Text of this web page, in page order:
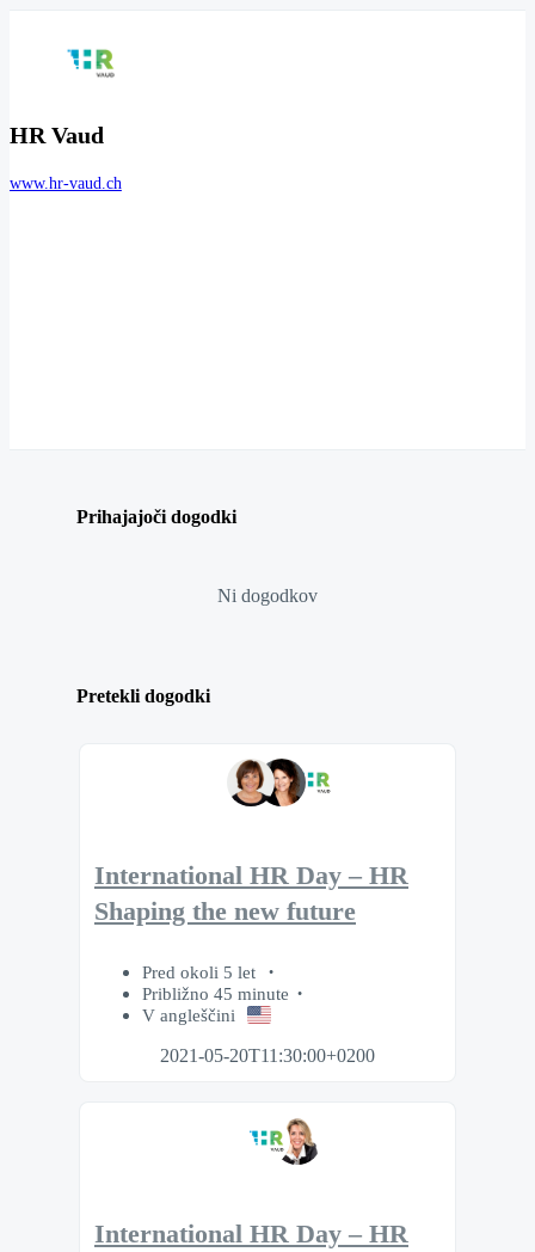
HR Vaud
www.hr-vaud.ch
Prihajajoči dogodki
Ni dogodkov
Pretekli dogodki
International HR Day – HR
Shaping the new future
Pred okoli 5 let
Približno 45 minute
V angleščini
2021-05-20T11:30:00+0200
International HR Day – HR